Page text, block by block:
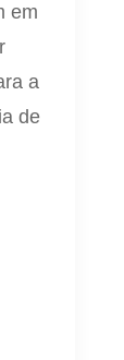
em
a
de